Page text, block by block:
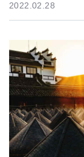
2022.02.28